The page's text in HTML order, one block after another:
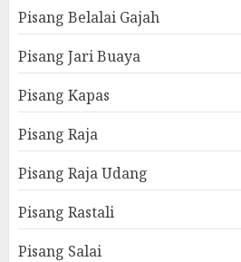
Pisang Belalai Gajah
Pisang Jari Buaya
Pisang Kapas
Pisang Raja
Pisang Raja Udang
Pisang Rastali
Pisang Salai